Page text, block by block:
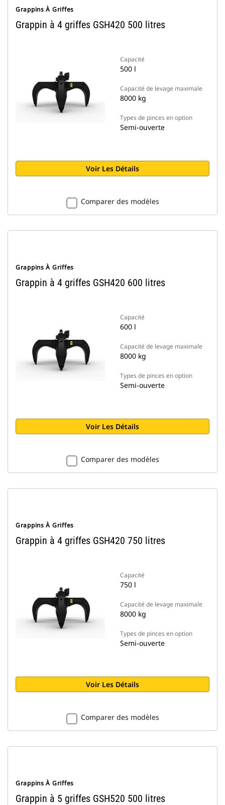
Grappins À Griffes
Grappin à 4 griffes GSH420 500 litres
Capacité
500 l
Capacité de levage maximale
8000 kg
Types de pinces en option
Semi-ouverte
Voir Les Détails
Comparer des modèles
Grappins À Griffes
Grappin à 4 griffes GSH420 600 litres
Capacité
600 l
Capacité de levage maximale
8000 kg
Types de pinces en option
Semi-ouverte
Voir Les Détails
Comparer des modèles
Grappins À Griffes
Grappin à 4 griffes GSH420 750 litres
Capacité
750 l
Capacité de levage maximale
8000 kg
Types de pinces en option
Semi-ouverte
Voir Les Détails
Comparer des modèles
Grappins À Griffes
Grappin à 5 griffes GSH520 500 litres